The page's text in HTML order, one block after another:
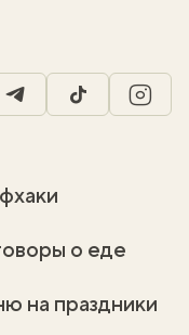
telegramtiktok
о еде
на праздники